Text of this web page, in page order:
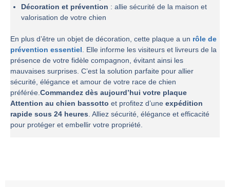
Décoration et prévention : allie sécurité de la maison et
valorisation de votre chien
En plus d’être un objet de décoration, cette plaque a un rôle de
prévention essentiel. Elle informe les visiteurs et livreurs de la
présence de votre fidèle compagnon, évitant ainsi les
mauvaises surprises. C’est la solution parfaite pour allier
sécurité, élégance et amour de votre race de chien
préférée.Commandez dès aujourd’hui votre plaque
Attention au chien bassotto et profitez d’une expédition
rapide sous 24 heures. Alliez sécurité, élégance et efficacité
pour protéger et embellir votre propriété.